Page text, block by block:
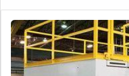
orçamento online e
mercado.
OUTRAS
AÉREA ALUGAR
Quem pesquisa na